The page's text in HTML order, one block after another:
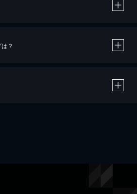
ットカード決済による作品の購入 / レンタルです。
？